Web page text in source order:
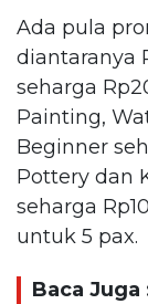
Ada pula
diantaranya
seharga
Painting,
Beginner
Pottery dan
seharga
untuk 5 pax.
Baca Juga